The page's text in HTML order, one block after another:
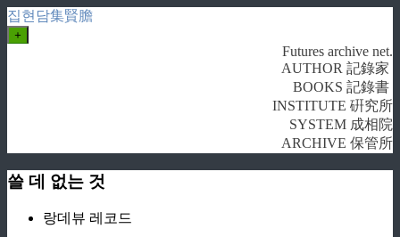
집현담集賢膽
+
Futures archive net.
AUTHOR 記錄家
BOOKS 記錄書
INSTITUTE 硏究所
SYSTEM 成相院
ARCHIVE 保管所
쓸 데 없는 것
랑데뷰 레코드